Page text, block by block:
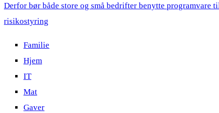
Derfor bør både store og små bedrifter benytte programvare
risikostyring
Familie
Hjem
IT
Mat
Gaver